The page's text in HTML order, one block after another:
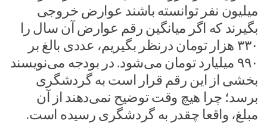
میلیون نفر توانسته باشند عوارض خروجی
بگیرند که اگر میانگین رقم عوارض آن سال را
۳۳۰ هزار تومان درنظر بگیریم، عددی بالغ بر
۹۹۰ میلیارد تومان می‌شود. در بودجه می‌نویسند
بخشی از این رقم قرار است به گردشگری
برسد؛ چرا هیچ وقت توضیح نمی‌دهند از آن
مبلغ، واقعا چقدر به گردشگری رسیده است.